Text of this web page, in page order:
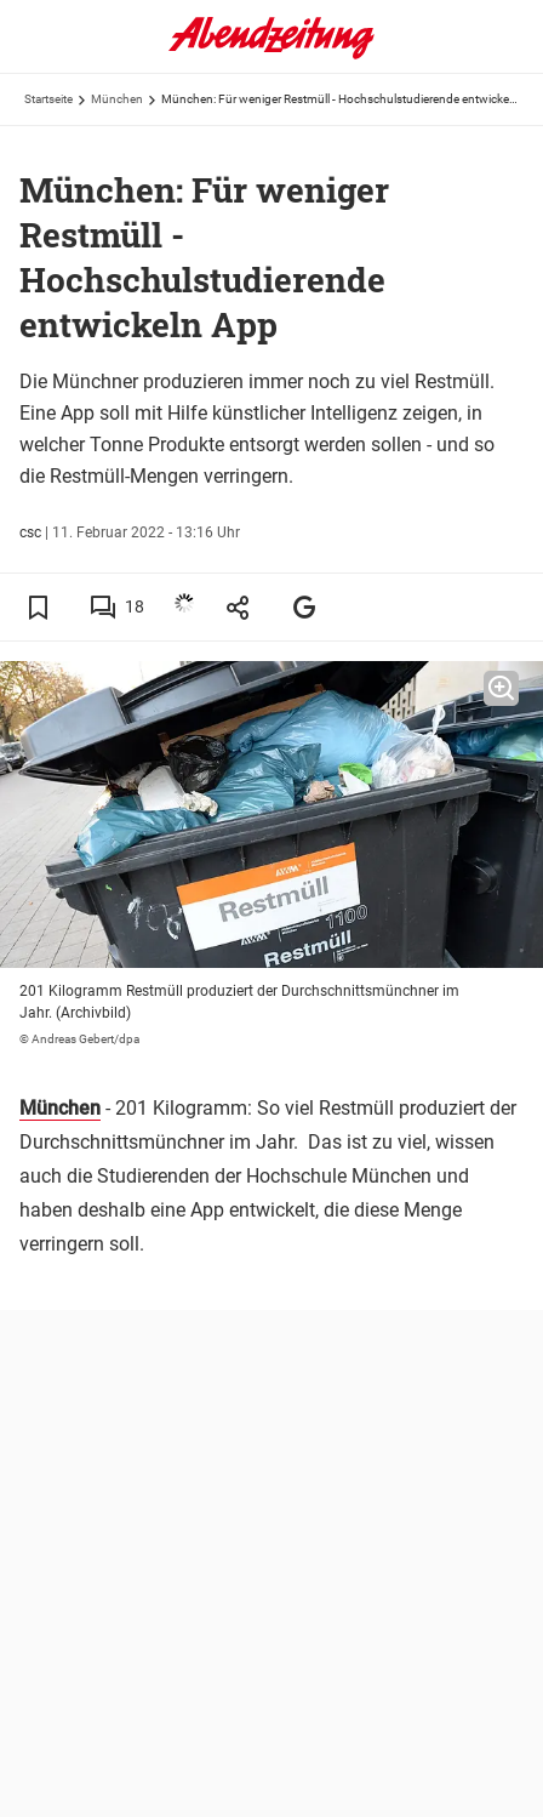
Startseite München
München: Für weniger
Restmüll -
Hochschulstudierende
entwickeln App
Die Münchner produzieren immer noch zu viel Restmüll.
Eine App soll mit Hilfe künstlicher Intelligenz zeigen, in
welcher Tonne Produkte entsorgt werden sollen - und so
die Restmüll-Mengen verringern.
csc | 11. Februar 2022 - 13:16 Uhr
18
201 Kilogramm Restmüll produziert der Durchschnittsmünchner im
Jahr. (Archivbild)
© Andreas Gebert/dpa
München - 201 Kilogramm: So viel Restmüll produziert der
Durchschnittsmünchner im Jahr. Das ist zu viel, wissen
auch die Studierenden der Hochschule München und
haben deshalb eine App entwickelt, die diese Menge
verringern soll.